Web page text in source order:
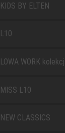
KIDS BY ELTEN
L10
LOWA WORK
MISS L10
NEW CLASSICS